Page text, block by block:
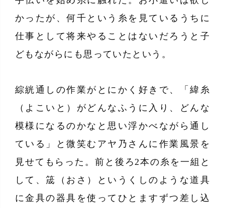
かったが、何千という糸を見ているうちに
仕事として将来やることはないだろうと子
どもながらにも思っていたという。
綜絖通しの作業がとにかく好きで、「緯糸
（よこいと）がどんなふうに入り、どんな
模様になるのかなと思い浮かべながら通し
ている」と微笑むアヤ乃さんに作業風景を
見せてもらった。前と後ろ2本の糸を一組と
して、筬（おさ）というくしのような道具
に金具の器具を使ってひとますずつ差し込